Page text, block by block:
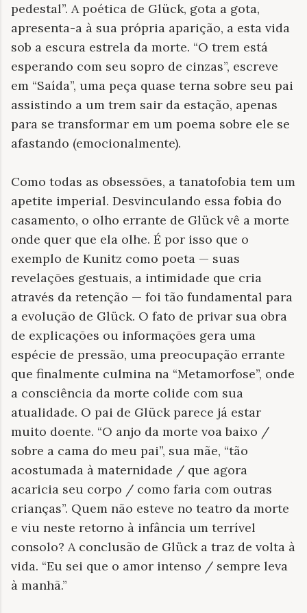
pedestal”. A poética de Glück, gota a gota,
apresenta-a à sua própria aparição, a esta vida
sob a escura estrela da morte. “O trem está
esperando com seu sopro de cinzas”, escreve
em “Saída”, uma peça quase terna sobre seu pai
assistindo a um trem sair da estação, apenas
para se transformar em um poema sobre ele se
afastando (emocionalmente).
Como todas as obsessões, a tanatofobia tem um
apetite imperial. Desvinculando essa fobia do
casamento, o olho errante de Glück vê a morte
onde quer que ela olhe. É por isso que o
exemplo de Kunitz como poeta — suas
revelações gestuais, a intimidade que cria
através da retenção — foi tão fundamental para
a evolução de Glück. O fato de privar sua obra
de explicações ou informações gera uma
espécie de pressão, uma preocupação errante
que finalmente culmina na “Metamorfose”, onde
a consciência da morte colide com sua
atualidade. O pai de Glück parece já estar
muito doente. “O anjo da morte voa baixo /
sobre a cama do meu pai”, sua mãe, “tão
acostumada à maternidade / que agora
acaricia seu corpo / como faria com outras
crianças”. Quem não esteve no teatro da morte
e viu neste retorno à infância um terrível
consolo? A conclusão de Glück a traz de volta à
vida. “Eu sei que o amor intenso / sempre leva
à manhã.”